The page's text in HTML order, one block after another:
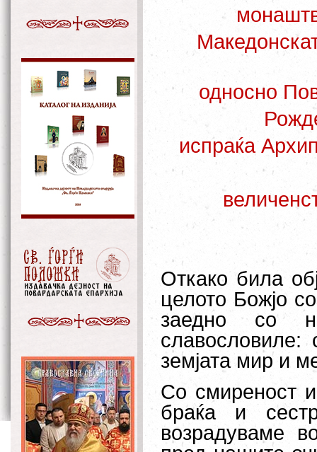
односно
испраќа
Откако била
целото Божјо
заедно со
земјата мир и
Со смиреност
браќа и
возрадуваме